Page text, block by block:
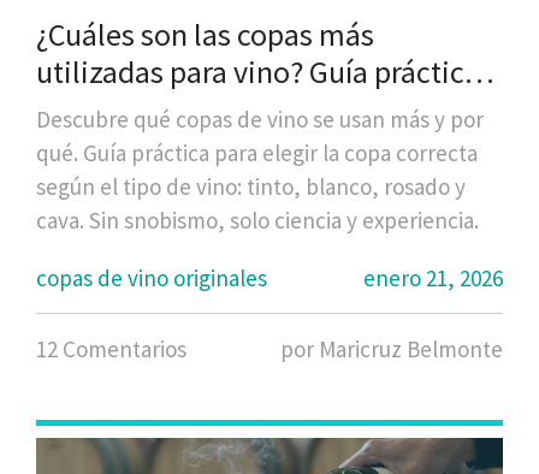
¿Cuáles son las copas más
utilizadas para vino? Guía práctica
para elegir la correcta
Descubre qué copas de vino se usan más y por
qué. Guía práctica para elegir la copa correcta
según el tipo de vino: tinto, blanco, rosado y
cava. Sin snobismo, solo ciencia y experiencia.
copas de vino originales
enero 21, 2026
12 Comentarios por Maricruz Belmonte